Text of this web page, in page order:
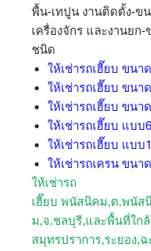
พื้น-เทปูน งานติดตั้ง-ข
เครื่องจักร และงานยก
ชนิด
ให้เช่ารถเฮี๊ยบ ขนา
ให้เช่ารถเฮี๊ยบ ขนา
ให้เช่ารถเฮี๊ยบ ขนา
ให้เช่ารถเฮี๊ยบ แบบ
ให้เช่ารถเฮี๊ยบ แบบ
ให้เช่ารถเครน ขนา
ให้เช่ารถ
เฮี๊ยบ พนัสนิคม,ต.พนัส
ม,จ.ชลบุรี,และพื้นที่ใกล้
สมุทรปราการ,ระยอง,ฉ